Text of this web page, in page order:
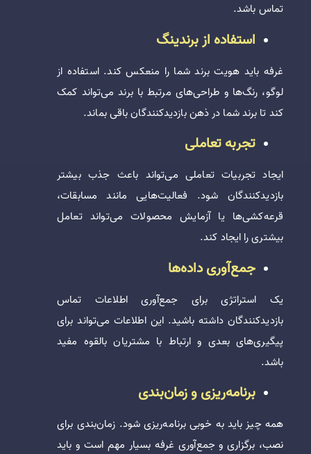
تماس باشد.
استفاده از برندینگ
غرفه باید هویت برند شما را منعکس کند. استفاده از
لوگو، رنگ‌ها و طراحی‌های مرتبط با برند می‌تواند کمک
کند تا برند شما در ذهن بازدیدکنندگان باقی بماند.
تجربه تعاملی
ایجاد تجربیات تعاملی می‌تواند باعث جذب بیشتر
بازدیدکنندگان شود. فعالیت‌هایی مانند مسابقات،
قرعه‌کشی‌ها یا آزمایش محصولات می‌تواند تعامل
بیشتری را ایجاد کند.
جمع‌آوری داده‌ها
یک استراتژی برای جمع‌آوری اطلاعات تماس
بازدیدکنندگان داشته باشید. این اطلاعات می‌تواند برای
پیگیری‌های بعدی و ارتباط با مشتریان بالقوه مفید
باشد.
برنامه‌ریزی و زمان‌بندی
همه چیز باید به خوبی برنامه‌ریزی شود. زمان‌بندی برای
نصب، برگزاری و جمع‌آوری غرفه بسیار مهم است و باید